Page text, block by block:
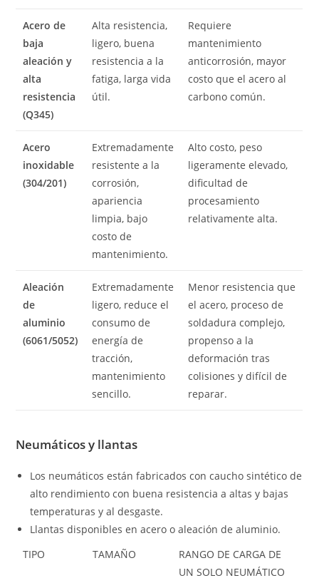
Acero de
baja
aleación y
alta
resistencia
(Q345)
Alta resistencia,
ligero, buena
resistencia a la
fatiga, larga vida
útil.
Requiere
mantenimiento
anticorrosión, mayor
costo que el acero al
carbono común.
Acero
inoxidable
(304/201)
Extremadamente
resistente a la
corrosión,
apariencia
limpia, bajo
costo de
mantenimiento.
Alto costo, peso
ligeramente elevado,
dificultad de
procesamiento
relativamente alta.
Aleación
de
aluminio
(6061/5052)
Extremadamente
ligero, reduce el
consumo de
energía de
tracción,
mantenimiento
sencillo.
Menor resistencia que
el acero, proceso de
soldadura complejo,
propenso a la
deformación tras
colisiones y difícil de
reparar.
Neumáticos y llantas
Los neumáticos están fabricados con caucho sintético de
alto rendimiento con buena resistencia a altas y bajas
temperaturas y al desgaste.
Llantas disponibles en acero o aleación de aluminio.
TIPO
TAMAÑO
RANGO DE CARGA DE
UN SOLO NEUMÁTICO